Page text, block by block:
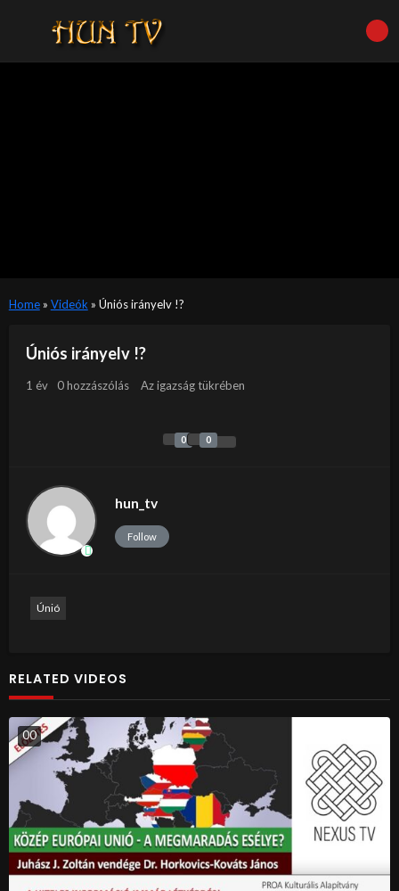
Home» Videók » Úniós irányelv !?
Úniós irányelv !?
1 év 0 hozzászólás Az igazság tükrében
0 0
hun_tv
Follow
Únió
RELATED VIDEOS
00